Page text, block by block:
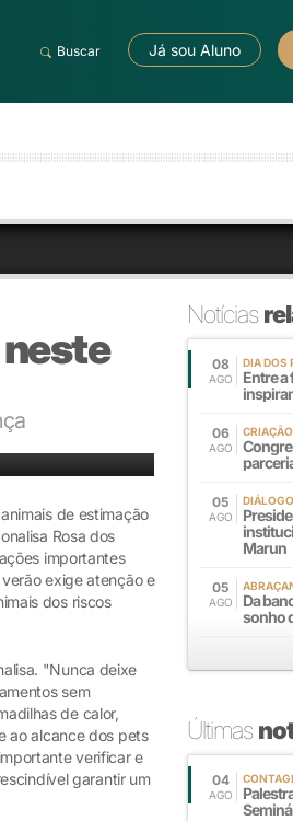
Buscar Já sou Aluno
de estimação
Rosa dos
importantes
exige atenção e
dos riscos
"Nunca deixe
sem
de calor,
ao alcance dos pets
verificar e
garantir um
Notícias
08
AGO
DIA DOS
Entre
06
AGO
05
AGO
DIÁLOGO
Marun
05
AGO
Da
sonho
Últimas
04
AGO